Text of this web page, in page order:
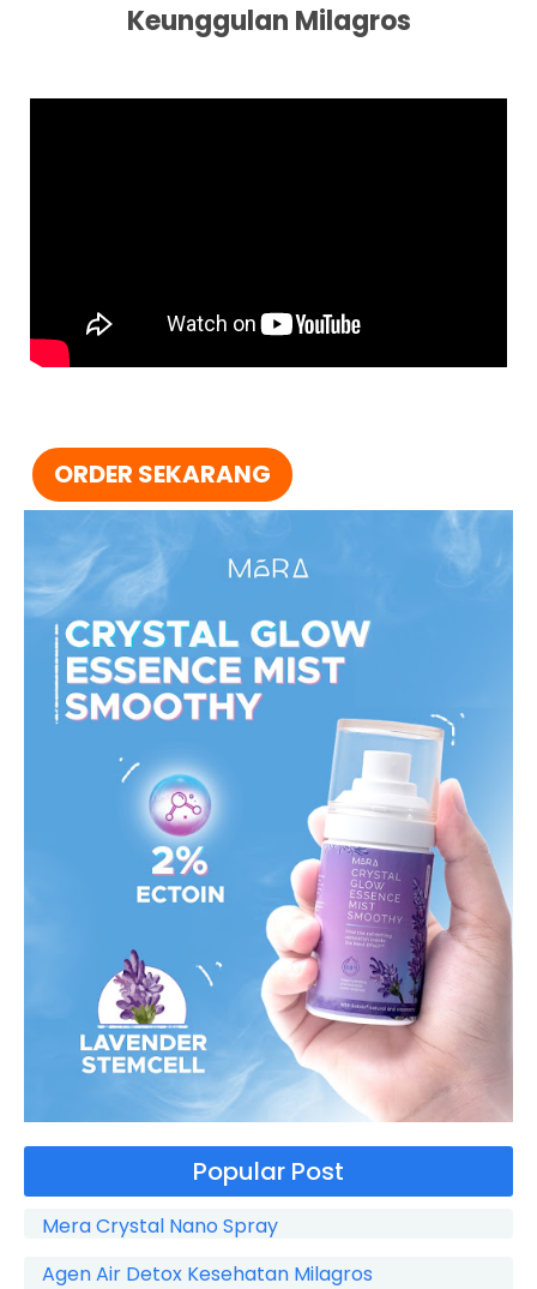
Keunggulan Milagros
ORDER SEKARANG
Popular Post
Mera Crystal Nano Spray
Agen Air Detox Kesehatan Milagros